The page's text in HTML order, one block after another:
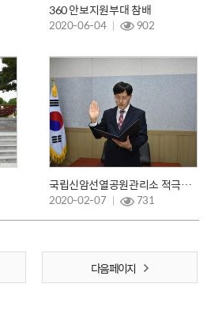
360 안보지원부대 참배
2020-06-04 902
국립신암선열공원관리소 적극행정 서약식
2020-02-07 731
다음 페이지